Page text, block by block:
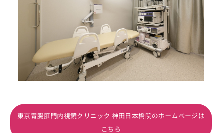
東京胃腸肛門内視鏡クリニック 神田日本橋院のホームページは
こちら